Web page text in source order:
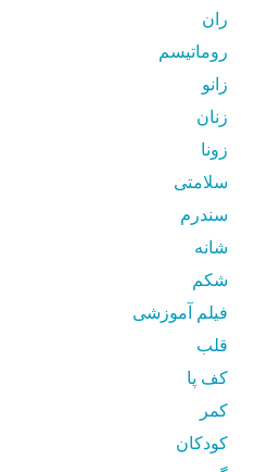
ران
روماتیسم
زانو
زنان
زونا
سلامتی
سندرم
شانه
شکم
فیلم آموزشی
قلب
کف پا
کمر
کودکان